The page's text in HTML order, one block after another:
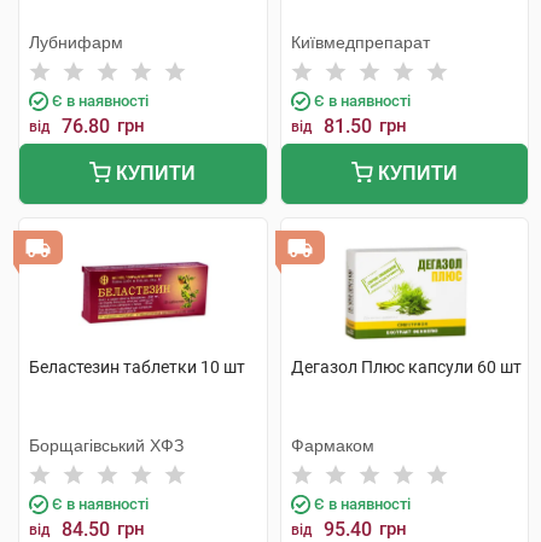
Лубнифарм
Є в наявності
від 76.80 грн
КУПИТИ
Київмедпрепарат
Є в наявності
від 81.50 грн
КУПИТИ
Беластезин таблетки 10 шт
Борщагівський ХФЗ
Є в наявності
від 84.50 грн
Дегазол Плюс капсули 60 шт
Фармаком
Є в наявності
від 95.40 грн